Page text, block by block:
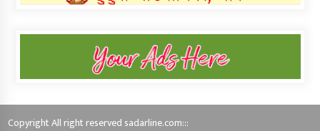
Copyright All right reserved sadarline.com:::